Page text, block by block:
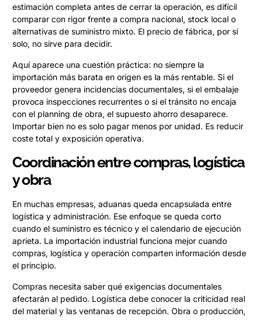
estimación completa antes de cerrar la operación, es difícil
comparar con rigor frente a compra nacional, stock local o
alternativas de suministro mixto. El precio de fábrica, por sí
solo, no sirve para decidir.
Aquí aparece una cuestión práctica: no siempre la
importación más barata en origen es la más rentable. Si el
proveedor genera incidencias documentales, si el embalaje
provoca inspecciones recurrentes o si el tránsito no encaja
con el planning de obra, el supuesto ahorro desaparece.
Importar bien no es solo pagar menos por unidad. Es reducir
coste total y exposición operativa.
Coordinación entre compras, logística
y obra
En muchas empresas, aduanas queda encapsulada entre
logística y administración. Ese enfoque se queda corto
cuando el suministro es técnico y el calendario de ejecución
aprieta. La importación industrial funciona mejor cuando
compras, logística y operación comparten información desde
el principio.
Compras necesita saber qué exigencias documentales
afectarán al pedido. Logística debe conocer la criticidad real
del material y las ventanas de recepción. Obra o producción,